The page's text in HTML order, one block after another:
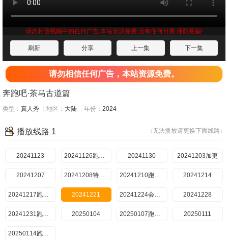
请勿相信视频中的任何广告,本站资源免费,没有任何付费,谨防受骗!
刷新 分享 上一集 下一集
请勿相信任何广告，本站资源免费。
奔跑吧·茶马古道篇
类型： 真人秀 地区： 大陆 年份： 2024
↓无法播放请更换下面线路↓
播放线路 1
20241123 20241126跑男来了 20241130 20241203加更
20241207 20241208特别加更 20241210跑男来了 20241214
20241217跑男来了 20241221 20241224会员版 20241228
20241231跑男来了 20250104 20250107跑男来了 20250111
20250114跑男来了